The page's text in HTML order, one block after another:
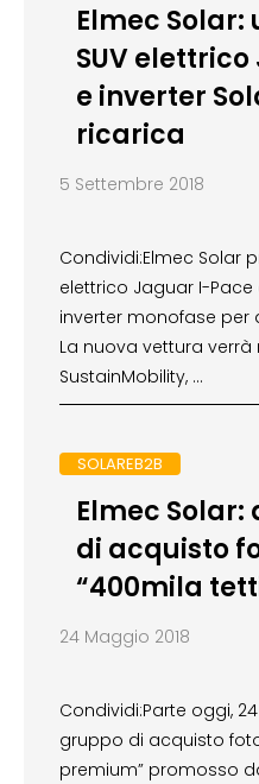
Elmec Solar:
SUV
e inverter
ricarica
5 Settembre 2018
Condividi:Elmec Solar
elettrico Jaguar I-
inverter monofase per
La nuova vettura
SustainMobility, …
SOLAREB2B
Elmec
di acquisto
“400mila
24 Maggio 2018
Condividi:Parte oggi,
gruppo di acquisto
premium” promosso